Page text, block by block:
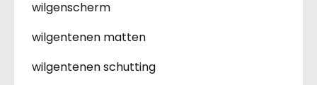
wilgenscherm
wilgentenen matten
wilgentenen schutting